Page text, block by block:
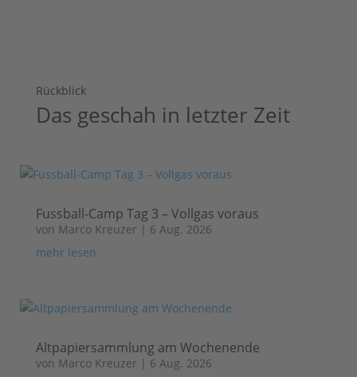
Rückblick
Das geschah in letzter Zeit
Fussball-Camp Tag 3 – Vollgas voraus
von Marco Kreuzer | 6 Aug. 2026
mehr lesen
Altpapiersammlung am Wochenende
von Marco Kreuzer | 6 Aug. 2026